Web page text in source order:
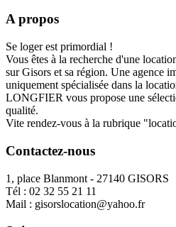
A propos
Se loger est primordial !
Vous êtes à la recherche d'une
sur Gisors et sa région. Une agence
uniquement spécialisée dans la
LONGFIER vous propose une
qualité.
Vite rendez-vous à la rubrique
Contactez-nous
1, place Blanmont - 27140 GISORS
Tél : 02 32 55 21 11
Mail : gisorslocation@yahoo.fr